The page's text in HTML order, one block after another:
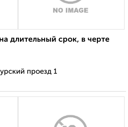
длительный срок, в черте
проезд 1